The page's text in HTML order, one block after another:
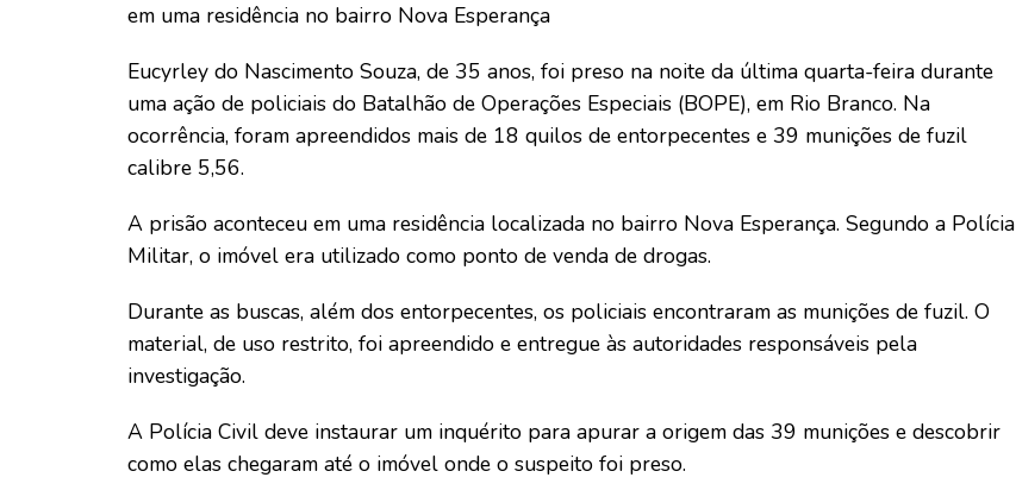
em uma residência no bairro Nova Esperança
Eucyrley do Nascimento Souza, de 35 anos, foi preso na noite da última quarta-feira durante
uma ação de policiais do Batalhão de Operações Especiais (BOPE), em Rio Branco. Na
ocorrência, foram apreendidos mais de 18 quilos de entorpecentes e 39 munições de fuzil
calibre 5,56.
A prisão aconteceu em uma residência localizada no bairro Nova Esperança. Segundo a Polícia
Militar, o imóvel era utilizado como ponto de venda de drogas.
Durante as buscas, além dos entorpecentes, os policiais encontraram as munições de fuzil. O
material, de uso restrito, foi apreendido e entregue às autoridades responsáveis pela
investigação.
A Polícia Civil deve instaurar um inquérito para apurar a origem das 39 munições e descobrir
como elas chegaram até o imóvel onde o suspeito foi preso.